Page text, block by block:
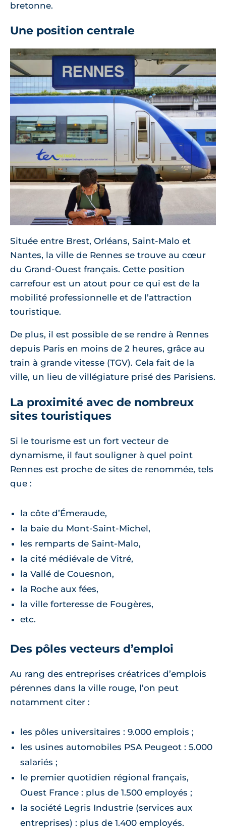
bretonne.
Une position centrale
Située entre Brest, Orléans, Saint-Malo et
Nantes, la ville de Rennes se trouve au cœur
du Grand-Ouest français. Cette position
carrefour est un atout pour ce qui est de la
mobilité professionnelle et de l’attraction
touristique.
De plus, il est possible de se rendre à Rennes
depuis Paris en moins de 2 heures, grâce au
train à grande vitesse (TGV). Cela fait de la
ville, un lieu de villégiature prisé des Parisiens.
La proximité avec de nombreux
sites touristiques
Si le tourisme est un fort vecteur de
dynamisme, il faut souligner à quel point
Rennes est proche de sites de renommée, tels
que :
la côte d’Émeraude,
la baie du Mont-Saint-Michel,
les remparts de Saint-Malo,
la cité médiévale de Vitré,
la Vallé de Couesnon,
la Roche aux fées,
la ville forteresse de Fougères,
etc.
Des pôles vecteurs d’emploi
Au rang des entreprises créatrices d’emplois
pérennes dans la ville rouge, l’on peut
notamment citer :
les pôles universitaires : 9.000 emplois ;
les usines automobiles PSA Peugeot : 5.000
salariés ;
le premier quotidien régional français,
Ouest France : plus de 1.500 employés ;
la société Legris Industrie (services aux
entreprises) : plus de 1.400 employés.